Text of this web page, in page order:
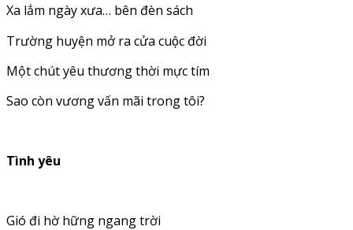
Xa lắm ngày xưa… bên đèn sách
Trường huyện mở ra cửa cuộc đời
Một chút yêu thương thời mực tím
Sao còn vương vấn mãi trong tôi?
Tình yêu
Gió đi hờ hững ngang trời